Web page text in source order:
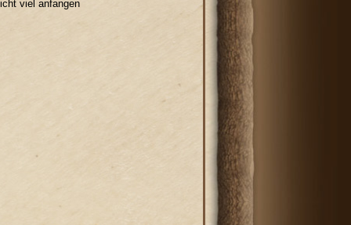
viel anfangen